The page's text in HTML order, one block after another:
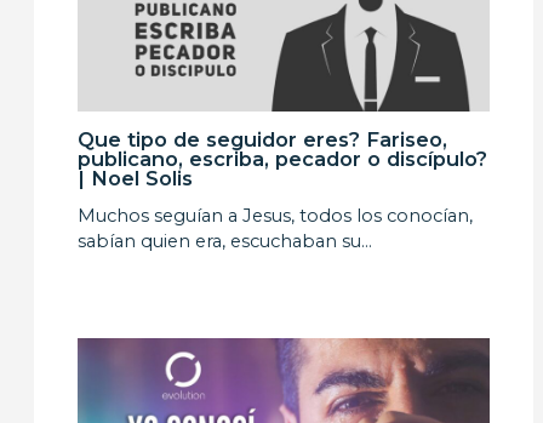
Que tipo de seguidor eres? Fariseo,
publicano, escriba, pecador o discípulo?
| Noel Solis
Muchos seguían a Jesus, todos los conocían,
sabían quien era, escuchaban su…